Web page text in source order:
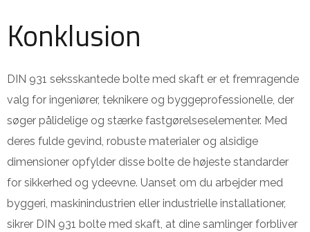
Konklusion
DIN 931 seksskantede bolte med skaft er et fremragende
valg for ingeniører, teknikere og byggeprofessionelle, der
søger pålidelige og stærke fastgørelseselementer. Med
deres fulde gevind, robuste materialer og alsidige
dimensioner opfylder disse bolte de højeste standarder
for sikkerhed og ydeevne. Uanset om du arbejder med
byggeri, maskinindustrien eller industrielle installationer,
sikrer DIN 931 bolte med skaft, at dine samlinger forbliver